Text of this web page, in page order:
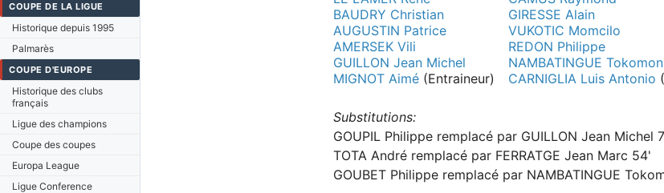
COUPE DE LA LIGUE
Historique depuis 1995
Palmarès
COUPE D'EUROPE
Historique des clubs
français
Ligue des champions
Coupe des coupes
Europa League
Ligue Conference
BAUDRY Christian
AUGUSTIN Patrice
AMERSEK Vili
GUILLON Jean Michel
MIGNOT Aimé(Entraineur)
GIRESSE Alain
VUKOTIC Momcilo
REDON Philippe
NAMBATINGUE
CARNIGLIA Luis Antonio
Substitutions:
GOUPIL Philippe remplacé par GUILLON Jean Michel
TOTA André remplacé par FERRATGE Jean Marc 54'
GOUBET Philippe remplacé par NAMBATINGUE